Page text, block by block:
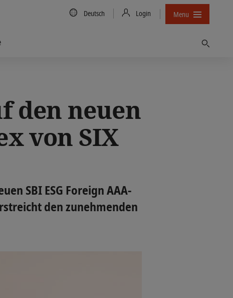
Country/Language
Deutsch Login Menu
den neuen
von SIX
SBI ESG Foreign AAA-
den zunehmenden